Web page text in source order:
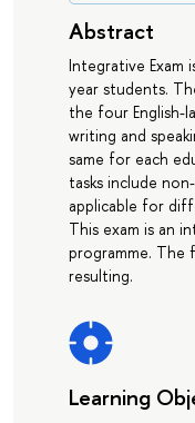
Abstract
Integrative Exam
year students.
the four English-
writing and
same for each
tasks include
applicable for
This exam is an
programme. The
resulting.
Learning